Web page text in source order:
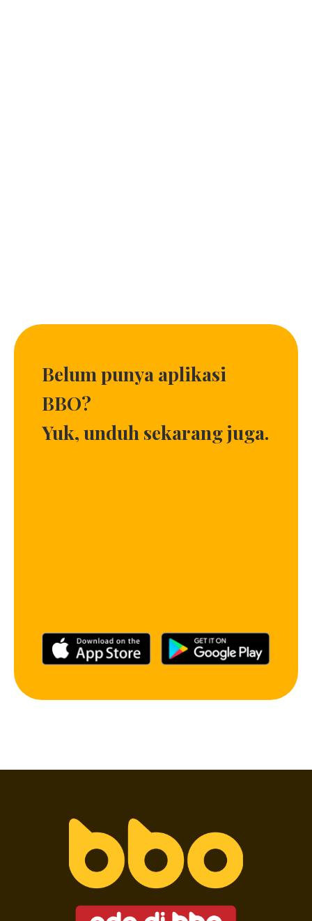
Belum punya aplikasi
BBO?
Yuk, unduh sekarang juga.